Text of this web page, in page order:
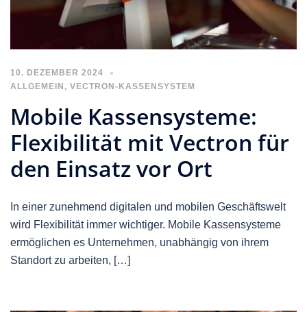
10. DEZEMBER 2024
ALLGEMEIN , VECTRON-KASSENSYSTEM
Mobile Kassensysteme:
Flexibilität mit Vectron für
den Einsatz vor Ort
In einer zunehmend digitalen und mobilen Geschäftswelt
wird Flexibilität immer wichtiger. Mobile Kassensysteme
ermöglichen es Unternehmen, unabhängig von ihrem
Standort zu arbeiten, […]